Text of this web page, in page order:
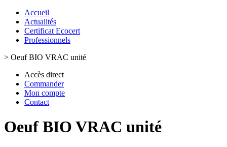
Accueil
Actualités
Certificat Ecocert
Professionnels
> Oeuf BIO VRAC unité
Accès direct
Commander
Mon compte
Contact
Oeuf BIO VRAC unité